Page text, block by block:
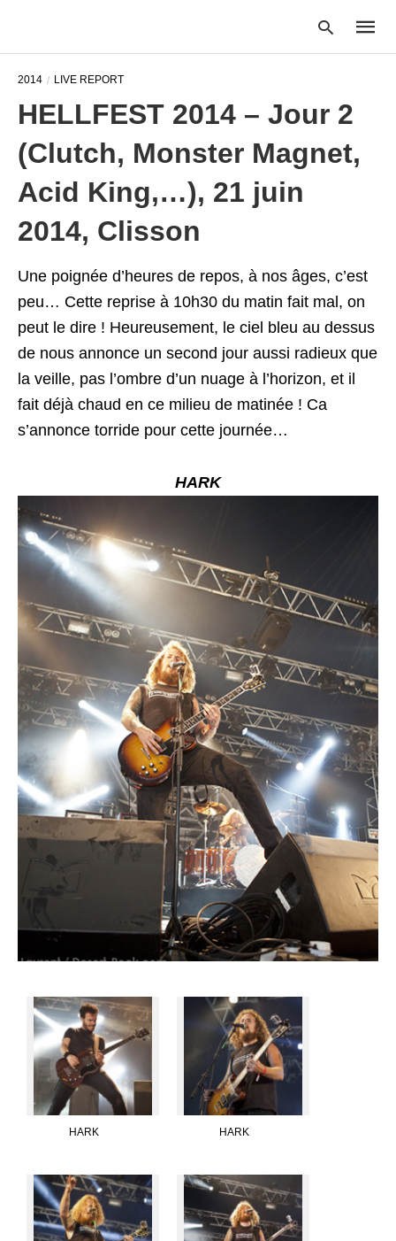
search
2014 LIVE REPORT
HELLFEST 2014 – Jour 2
(Clutch, Monster Magnet,
Acid King,…), 21 juin
2014, Clisson
Une poignée d’heures de repos, à nos âges, c’est
peu… Cette reprise à 10h30 du matin fait mal, on
peut le dire ! Heureusement, le ciel bleu au dessus
de nous annonce un second jour aussi radieux que
la veille, pas l’ombre d’un nuage à l’horizon, et il
fait déjà chaud en ce milieu de matinée ! Ca
s’annonce torride pour cette journée…
HARK
HARK HARK